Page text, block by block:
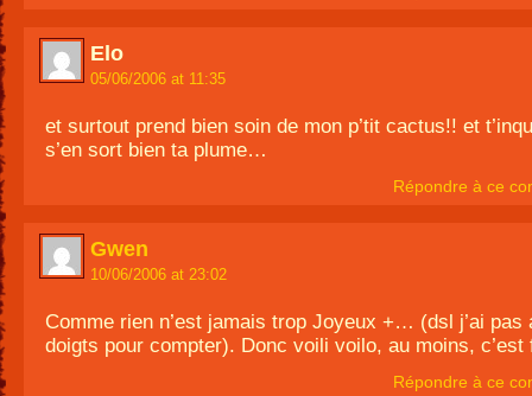
Elo
05/06/2006 at 11:35
et surtout prend bien soin de mon p’tit cactus!! et
s’en sort bien ta plume…
Répondre à ce
Gwen
10/06/2006 at 23:02
Comme rien n’est jamais trop Joyeux +… (dsl j’ai pas
doigts pour compter). Donc voili voilo, au moins, c’est
Répondre à ce